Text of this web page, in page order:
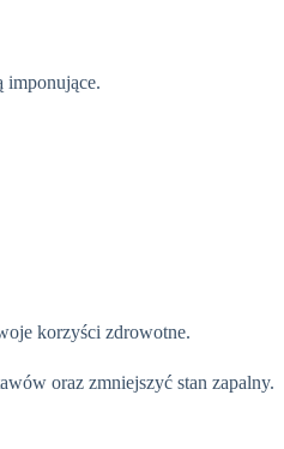
imponujące.
korzyści zdrowotne.
oraz zmniejszyć stan zapalny.